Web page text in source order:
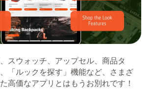
スウォッチ、アップセル、商品タ
「ルックを探す」機能など、さまざ
高価なアプリとはもうお別れです！